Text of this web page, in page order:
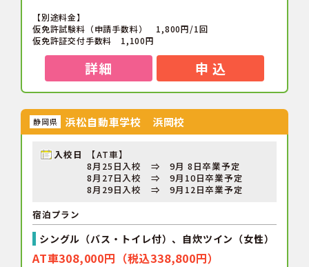
【別途料金】
仮免許試験料（申請手数料） 1,800円/1回
仮免許証交付手数料 1,100円
詳細 申 込
静岡県 浜松自動車学校 浜岡校
入校日
【AT車】
8月25日入校 ⇒ 9月 8日卒業予定
8月27日入校 ⇒ 9月10日卒業予定
8月29日入校 ⇒ 9月12日卒業予定
宿泊プラン
シングル（バス・トイレ付）、自炊ツイン（女性）
AT車308,000円（税込338,800円）